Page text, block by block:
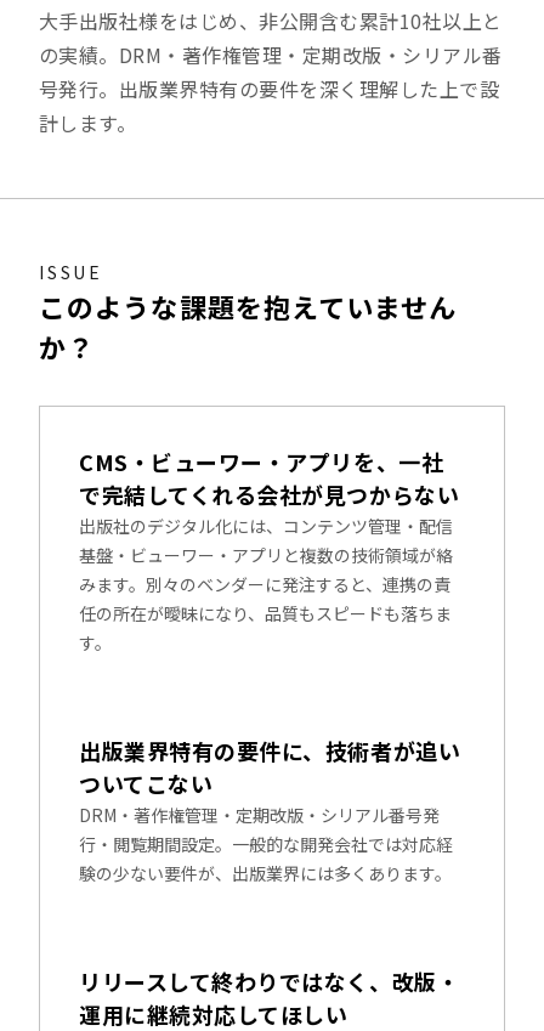
大手出版社様をはじめ、非公開含む累計10社以上と
の実績。DRM・著作権管理・定期改版・シリアル番
号発行。出版業界特有の要件を深く理解した上で設
計します。
ISSUE
このような課題を抱えていません
か？
CMS・ビューワー・アプリを、一社
で完結してくれる会社が見つからない
出版社のデジタル化には、コンテンツ管理・配信
基盤・ビューワー・アプリと複数の技術領域が絡
みます。別々のベンダーに発注すると、連携の責
任の所在が曖昧になり、品質もスピードも落ちま
す。
出版業界特有の要件に、技術者が追い
ついてこない
DRM・著作権管理・定期改版・シリアル番号発
行・閲覧期間設定。一般的な開発会社では対応経
験の少ない要件が、出版業界には多くあります。
リリースして終わりではなく、改版・
運用に継続対応してほしい